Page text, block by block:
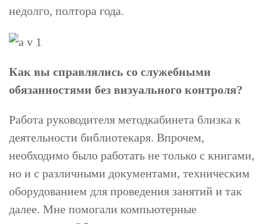
недолго, полтора года.
Как вы справлялись со служебными
обязанностями без визуального контроля?
Работа руководителя методкабинета близка к
деятельности библиотекаря. Впрочем,
необходимо было работать не только с книгами,
но и с различными документами, техническим
оборудованием для проведения занятий и так
далее. Мне помогали компьютерные